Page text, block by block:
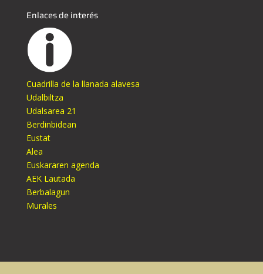
Enlaces de interés
Cuadrilla de la llanada alavesa
Udalbiltza
Udalsarea 21
Berdinbidean
Eustat
Alea
Euskararen agenda
AEK Lautada
Berbalagun
Murales